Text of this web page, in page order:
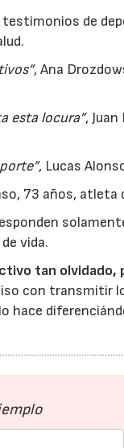
testimonios de
, Ana
esta locura”,
, Lucas
73 años, atleta
vida.
tan
con transmitir
hace